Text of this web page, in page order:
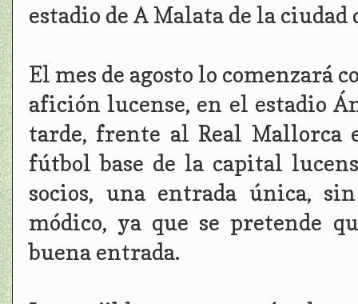
estadio de A Malata de la
El mes de agosto lo comenzará
afición lucense, en el estadio
tarde, frente al Real Mallorca
fútbol base de la capital
socios, una entrada única,
módico, ya que se pretende
buena entrada.